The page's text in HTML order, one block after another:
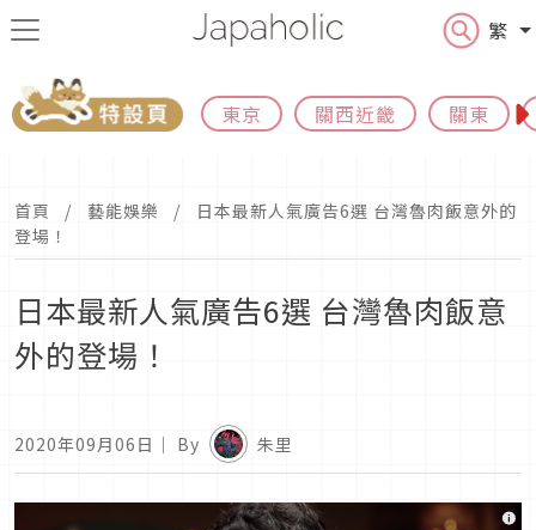
繁
東京 關西近畿 關東
首頁 藝能娛樂
日本最新人氣廣告6選 台灣魯肉飯意外的
登場！
日本最新人氣廣告6選 台灣魯肉飯意
外的登場！
2020年09月06日 ｜ By 朱里